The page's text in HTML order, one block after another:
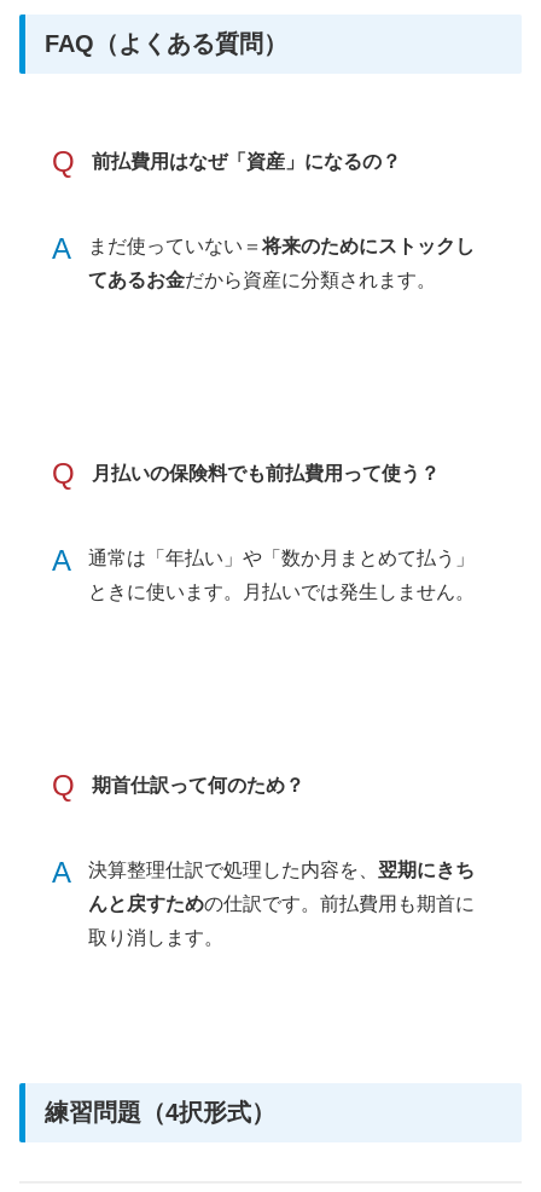
FAQ（よくある質問）
Q 前払費用はなぜ「資産」になるの？
A まだ使っていない＝将来のためにストックし
てあるお金だから資産に分類されます。
Q 月払いの保険料でも前払費用って使う？
A
通常は「年払い」や「数か月まとめて払う」
ときに使います。月払いでは発生しません。
Q 期首仕訳って何のため？
A 決算整理仕訳で処理した内容を、 翌期にきち
んと戻すための仕訳です。前払費用も期首に
取り消します。
練習問題（4択形式）